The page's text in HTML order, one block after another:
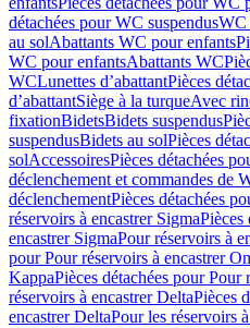
détachées pour WC suspendusWC
au solAbattants WC pour enfants
WC pour enfantsAbattants WC
WCLunettes d’abattantPièces
d’abattantSiège à la turqueAvec
fixationBidetsBidets suspendus
suspendusBidets au solPièces
solAccessoiresPièces détachées
déclenchement et commandes de
déclenchementPièces détachées
réservoirs à encastrer SigmaPièces
encastrer SigmaPour réservoirs à
pour Pour réservoirs à encastrer
KappaPièces détachées pour Pour
réservoirs à encastrer DeltaPièces
encastrer DeltaPour les réservoirs